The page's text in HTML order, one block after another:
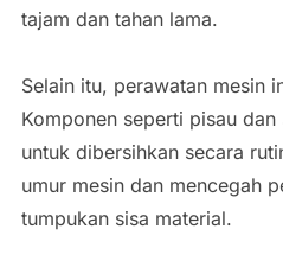
tajam dan tahan lama.
Selain itu, perawatan mesin
Komponen seperti pisau
untuk dibersihkan secara
umur mesin dan mencegah
tumpukan sisa material.